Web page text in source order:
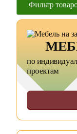
Фильтр
по
проектам